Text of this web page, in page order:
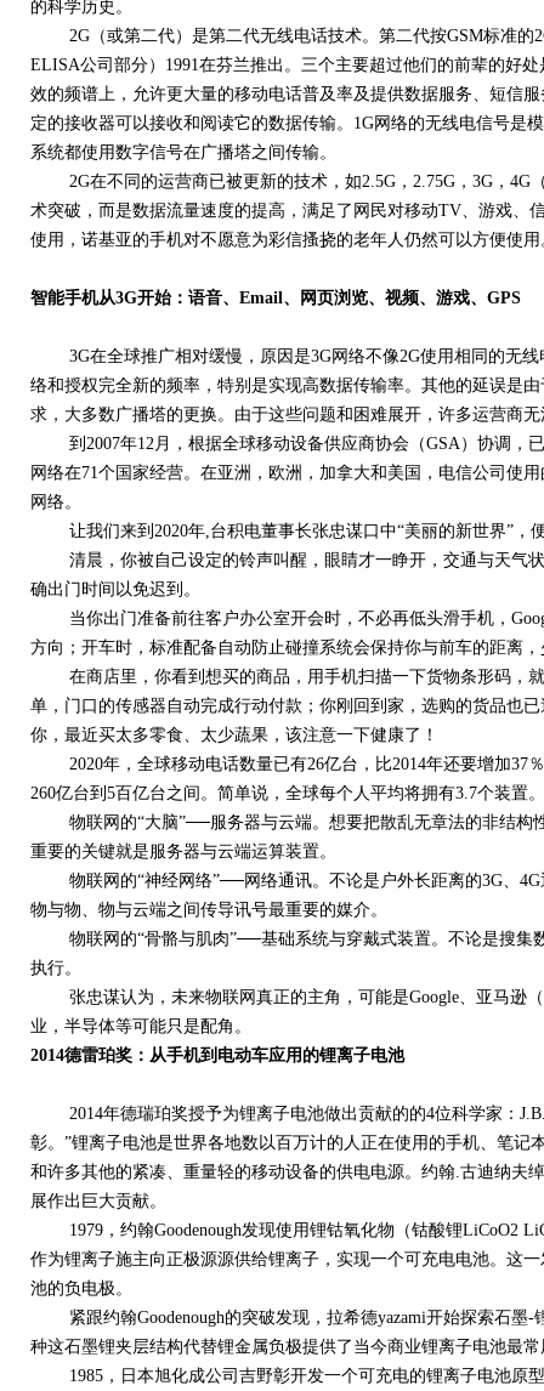
的科学历史。
2G（或第二代）是第二代无线电话技术。第二代按GSM标准的
ELISA公司部分）1991在芬兰推出。三个主要超过他们的前辈的好
效的频谱上，允许更大量的移动电话普及率及提供数据服务、短信
定的接收器可以接收和阅读它的数据传输。1G网络的无线电信号是
系统都使用数字信号在广播塔之间传输。
2G在不同的运营商已被更新的技术，如2.5G，2.75G，3G，4G
术突破，而是数据流量速度的提高，满足了网民对移动TV、游戏、
使用，诺基亚的手机对不愿意为彩信搔挠的老年人仍然可以方便使用
智能手机从3G开始：语音、Email、网页浏览、视频、游戏、GPS
3G在全球推广相对缓慢，原因是3G网络不像2G使用相同的无线
络和授权完全新的频率，特别是实现高数据传输率。其他的延误是
求，大多数广播塔的更换。由于这些问题和困难展开，许多运营商
到2007年12月，根据全球移动设备供应商协会（GSA）协调，已
网络在71个国家经营。在亚洲，欧洲，加拿大和美国，电信公司使
网络。
让我们来到2020年,台积电董事长张忠谋口中“美丽的新世界”，
清晨，你被自己设定的铃声叫醒，眼睛才一睁开，交通与天气
确出门时间以免迟到。
当你出门准备前往客户办公室开会时，不必再低头滑手机，
方向；开车时，标准配备自动防止碰撞系统会保持你与前车的距离
在商店里，你看到想买的商品，用手机扫描一下货物条形码，
单，门口的传感器自动完成行动付款；你刚回到家，选购的货品也
你，最近买太多零食、太少蔬果，该注意一下健康了！
2020年，全球移动电话数量已有26亿台，比2014年还要增加37
260亿台到5百亿台之间。简单说，全球每个人平均将拥有3.7个装置。
物联网的“大脑”──服务器与云端。想要把散乱无章法的非结构
重要的关键就是服务器与云端运算装置。
物联网的“神经网络”──网络通讯。不论是户外长距离的3G、4G
物与物、物与云端之间传导讯号最重要的媒介。
物联网的“骨骼与肌肉”──基础系统与穿戴式装置。不论是搜集
执行。
张忠谋认为，未来物联网真正的主角，可能是Google、亚马逊（
业，半导体等可能只是配角。
2014德雷珀奖：从手机到电动车应用的锂离子电池
2014年德瑞珀奖授予为锂离子电池做出贡献的的4位科学家：J.B.
彰。”锂离子电池是世界各地数以百万计的人正在使用的手机、笔记
和许多其他的紧凑、重量轻的移动设备的供电电源。约翰.古迪纳夫
展作出巨大贡献。
1979，约翰Goodenough发现使用锂钴氧化物（钴酸锂LiCoO2
作为锂离子施主向正极源源供给锂离子，实现一个可充电电池。这
池的负电极。
紧跟约翰Goodenough的突破发现，拉希德yazami开始探索石墨-
种这石墨锂夹层结构代替锂金属负极提供了当今商业锂离子电池最
1985，日本旭化成公司吉野彰开发一个可充电的锂离子电池原